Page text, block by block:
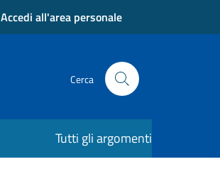
Accedi all'area personale
Cerca
Tutti gli argomenti